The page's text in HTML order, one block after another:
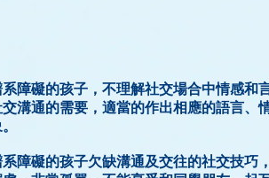
障礙的孩子，不理解社交場合中情感
溝通的需要，適當的作出相應的語言
障礙的孩子欠缺溝通及交往的社交技巧